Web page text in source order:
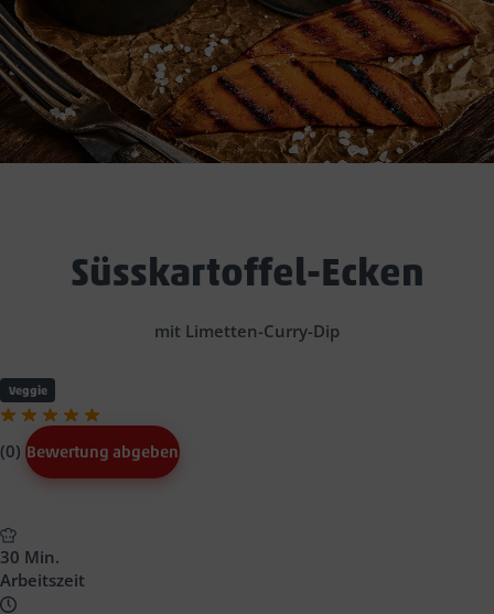
Süsskartoffel-Ecken
mit Limetten-Curry-Dip
Veggie
(0) Bewertung abgeben
30 Min.
Arbeitszeit